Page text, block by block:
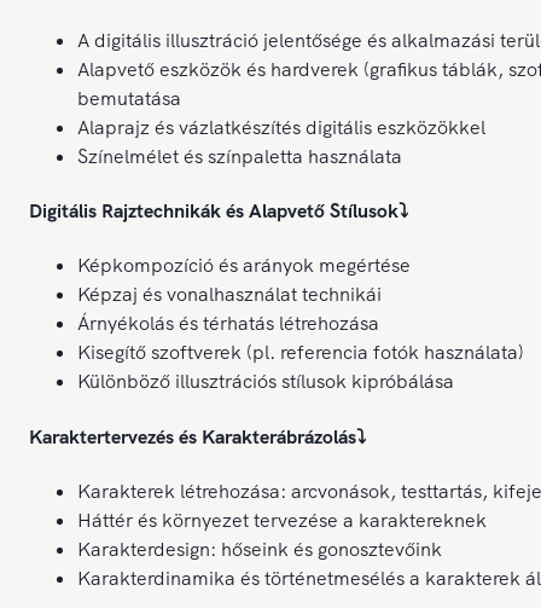
A digitális illusztráció jelentősége és alkalmazási
Alapvető eszközök és hardverek (grafikus táblák,
bemutatása
Alaprajz és vázlatkészítés digitális eszközökkel
Színelmélet és színpaletta használata
Digitális Rajztechnikák és Alapvető Stílusok⤵️
Képkompozíció és arányok megértése
Képzaj és vonalhasználat technikái
Árnyékolás és térhatás létrehozása
Kisegítő szoftverek (pl. referencia fotók használata)
Különböző illusztrációs stílusok kipróbálása
Karaktertervezés és Karakterábrázolás⤵️
Karakterek létrehozása: arcvonások, testtartás,
Háttér és környezet tervezése a karaktereknek
Karakterdesign: hőseink és gonosztevőink
Karakterdinamika és történetmesélés a karakterek